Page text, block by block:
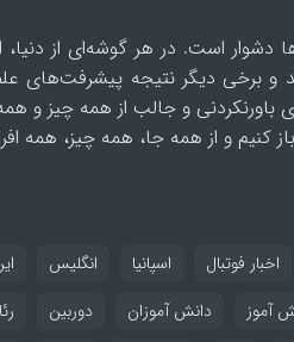
است. در هر گوشه‌ای از
برخی دیگر نتیجه پیشرفت‌های
باورنکردنی و جالب از همه چیز
کنیم و از همه جا، همه چیز، همه
اخبار فوتبال اسپانیا انگلیس
آموز دانش آموزان دوربین